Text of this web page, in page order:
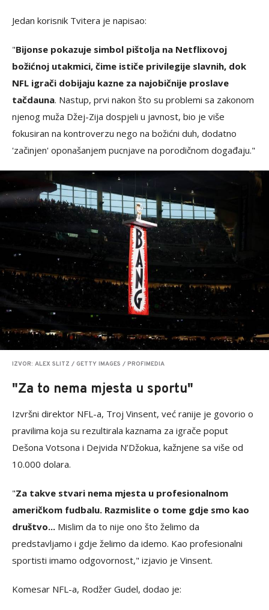
Jedan korisnik Tvitera je napisao:
"Bijonse pokazuje simbol pištolja na Netflixovoj
božićnoj utakmici, čime ističe privilegije slavnih, dok
NFL igrači dobijaju kazne za najobičnije proslave
tačdauna. Nastup, prvi nakon što su problemi sa zakonom
njenog muža Džej-Zija dospjeli u javnost, bio je više
fokusiran na kontroverzu nego na božićni duh, dodatno
'začinjen' oponašanjem pucnjave na porodičnom događaju."
IZVOR: ALEX SLITZ / GETTY IMAGES / PROFIMEDIA
"Za to nema mjesta u sportu"
Izvršni direktor NFL-a, Troj Vinsent, već ranije je govorio o
pravilima koja su rezultirala kaznama za igrače poput
Dešona Votsona i Dejvida N’Džokua, kažnjene sa više od
10.000 dolara.
"Za takve stvari nema mjesta u profesionalnom
američkom fudbalu. Razmislite o tome gdje smo kao
društvo... Mislim da to nije ono što želimo da
predstavljamo i gdje želimo da idemo. Kao profesionalni
sportisti imamo odgovornost," izjavio je Vinsent.
Komesar NFL-a, Rodžer Gudel, dodao je: